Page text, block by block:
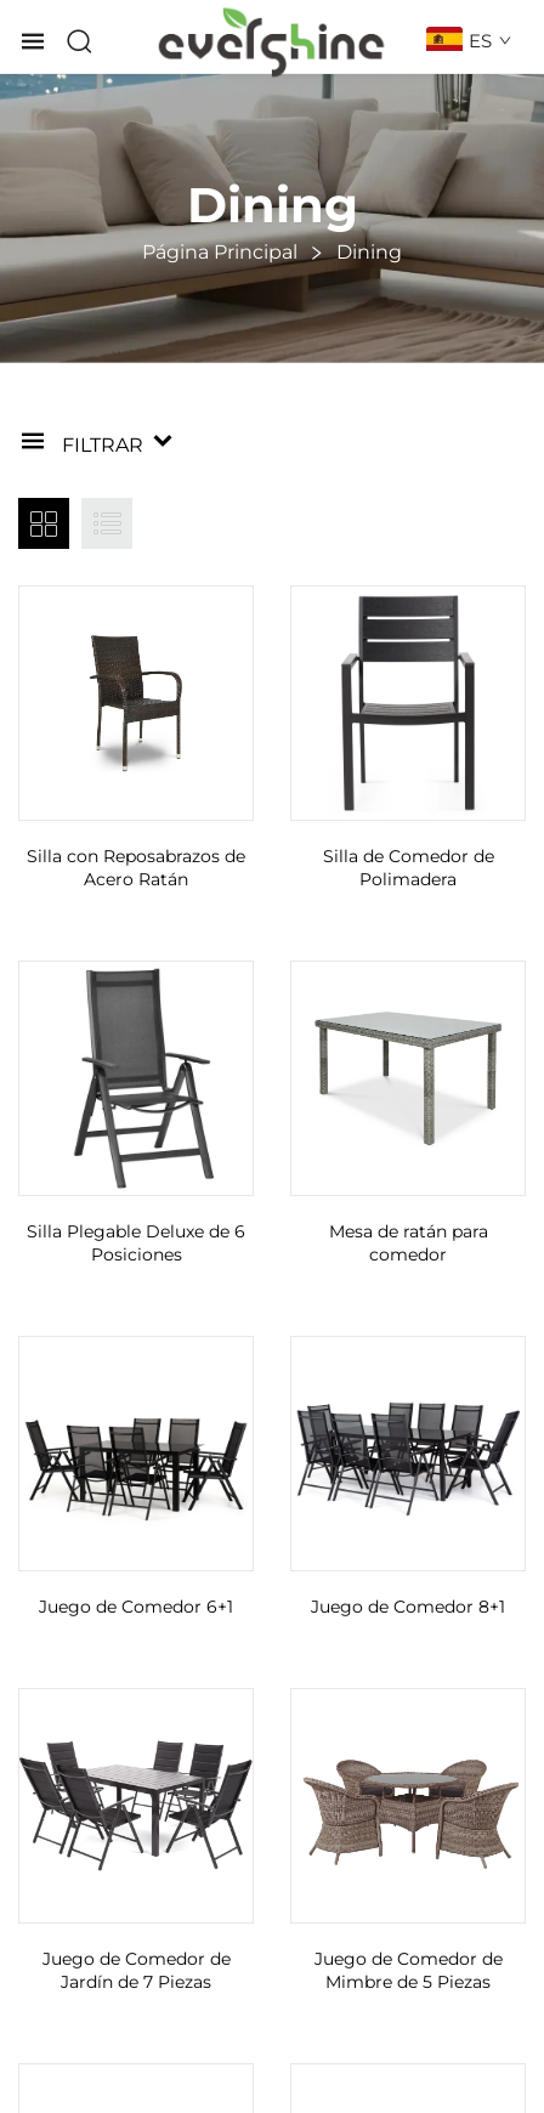
ES
Dining
Página Principal Dining
FILTRAR
Silla con Reposabrazos de
Acero Ratán
Silla de Comedor de
Polimadera
Silla Plegable Deluxe de 6
Posiciones
Mesa de ratán para
comedor
Juego de Comedor 6+1 Juego de Comedor 8+1
Juego de Comedor de
Jardín de 7 Piezas
Juego de Comedor de
Mimbre de 5 Piezas